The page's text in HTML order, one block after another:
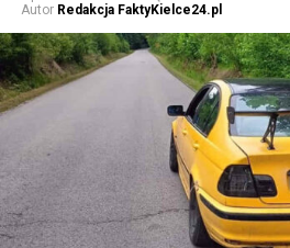
Autor Redakcja FaktyKielce24.pl